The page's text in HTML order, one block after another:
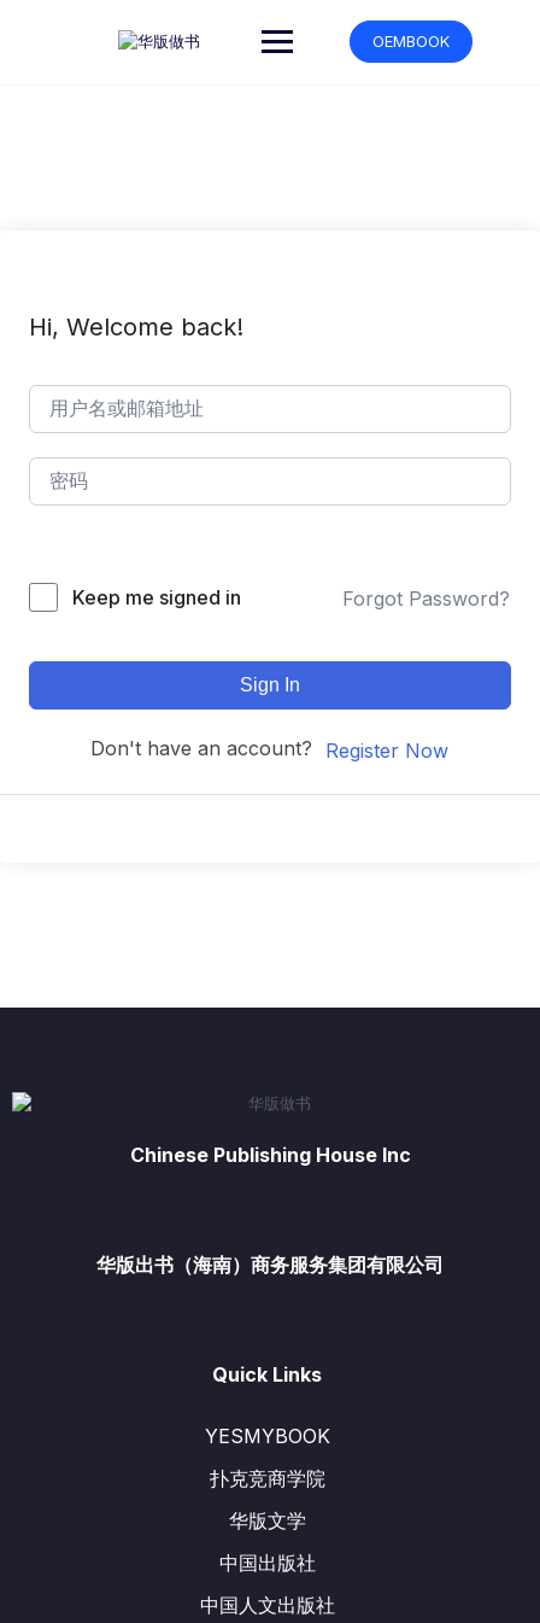
OEMBOOK
Hi, Welcome back!
Keep me signed in Forgot Password?
Sign In
Don't have an account? Register Now
Chinese Publishing House Inc
华版出书（海南）商务服务集团有限公司
Quick Links
YESMYBOOK
扑克竞商学院
华版文学
中国出版社
中国人文出版社